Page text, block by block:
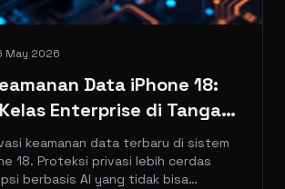
May 2026
Data iPhone 18:
Enterprise di Tangan
keamanan data terbaru di sistem
18. Proteksi privasi lebih cerdas
berbasis AI yang tidak bisa